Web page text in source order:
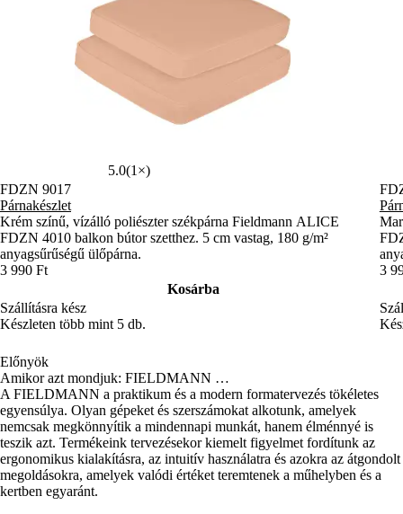
5.0(1×)
FDZN 9017
Párnakészlet
Krém színű, vízálló poliészter székpárna Fieldmann ALICE
FDZN 4010 balkon bútor szetthez. 5 cm vastag, 180 g/m²
anyagsűrűségű ülőpárna.
3 990 Ft
Kosárba
Szállításra kész
Készleten több mint 5 db.
3
Előnyök
Amikor azt mondjuk: FIELDMANN …
A FIELDMANN a praktikum és a modern formatervezés tökéletes
egyensúlya. Olyan gépeket és szerszámokat alkotunk, amelyek
nemcsak megkönnyítik a mindennapi munkát, hanem élménnyé is
teszik azt. Termékeink tervezésekor kiemelt figyelmet fordítunk az
ergonomikus kialakításra, az intuitív használatra és azokra az átgondolt
megoldásokra, amelyek valódi értéket teremtenek a műhelyben és a
kertben egyaránt.